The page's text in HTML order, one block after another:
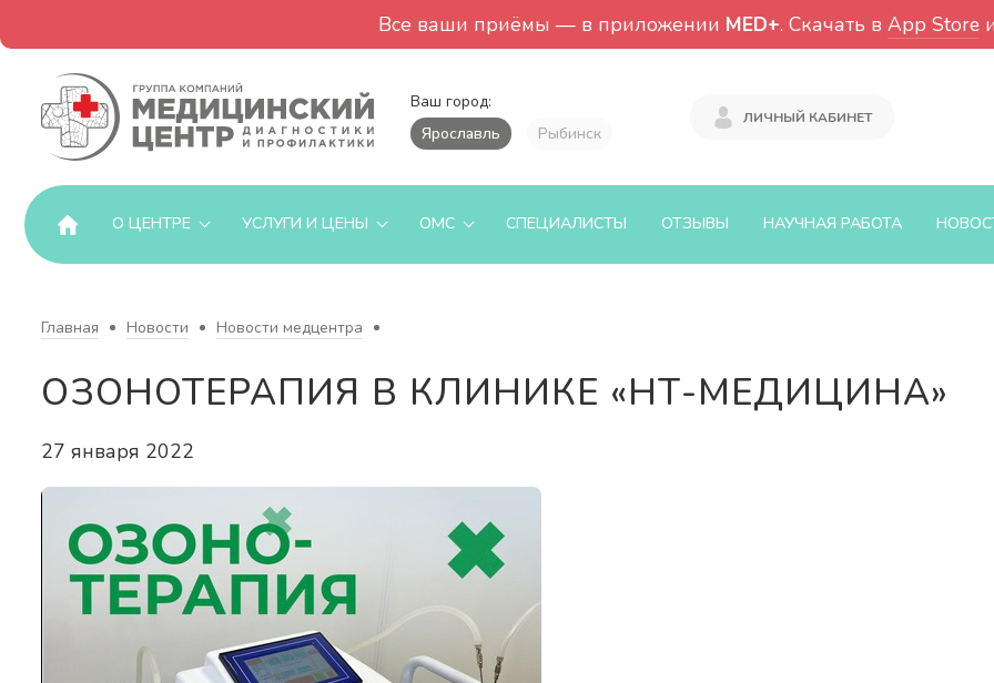
Все ваши приёмы — в приложении MED+. Скачать в App Store и
Ваш город:
Ярославль
Рыбинск
ЛИЧНЫЙ КАБИНЕТ
О ЦЕНТРЕ УСЛУГИ И ЦЕНЫ ОМС СПЕЦИАЛИСТЫ ОТЗЫВЫ НАУЧНАЯ РАБОТА
Главная Новости Новости медцентра
ОЗОНОТЕРАПИЯ В КЛИНИКЕ «НТ-МЕДИЦИНА»
27 января 2022